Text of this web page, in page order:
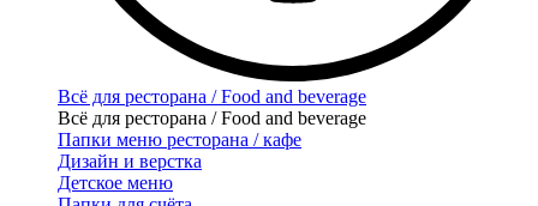
Всё для ресторана / Food and beverage
Всё для ресторана / Food and beverage
Папки меню ресторана / кафе
Дизайн и верстка
Детское меню